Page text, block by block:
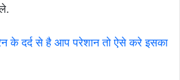
के दर्द से है आप परेशान तो ऐसे करे इसका